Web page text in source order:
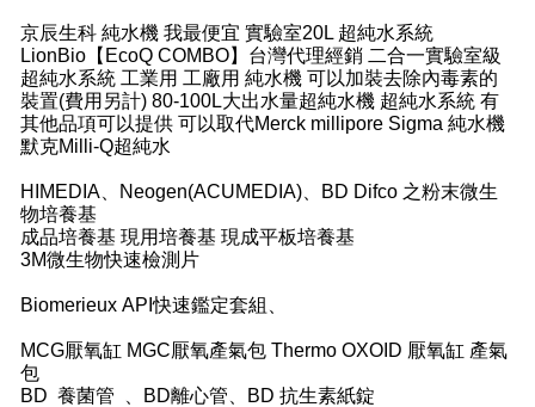
京辰生科 純水機 我最便宜 實驗室20L 超純水系統
LionBio【EcoQ COMBO】台灣代理經銷 二合一實驗室級
超純水系統 工業用 工廠用 純水機 可以加裝去除內毒素的
裝置(費用另計) 80-100L大出水量超純水機 超純水系統 有
其他品項可以提供 可以取代Merck millipore Sigma 純水機
默克Milli-Q超純水
HIMEDIA、Neogen(ACUMEDIA)、BD Difco 之粉末微生
物培養基
成品培養基 現用培養基 現成平板培養基
3M微生物快速檢測片
Biomerieux API快速鑑定套組、
MCG厭氧缸 MGC厭氧產氣包 Thermo OXOID 厭氧缸 產氣
包
BD 養菌管 、BD離心管、BD 抗生素紙錠